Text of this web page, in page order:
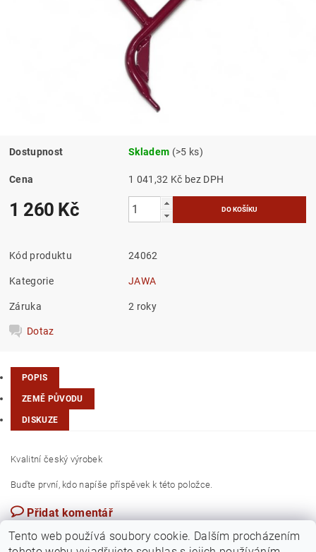
Dostupnost Skladem (>5 ks)
Cena 1 041,32 Kč bez DPH
1 260 Kč
Kód produktu 24062
Kategorie JAWA
Záruka 2 roky
Dotaz
POPIS
ZEMĚ PŮVODU
DISKUZE
Kvalitní český výrobek
Buďte první, kdo napíše příspěvek k této položce.
Přidat komentář
Tento web používá soubory cookie. Dalším procházením